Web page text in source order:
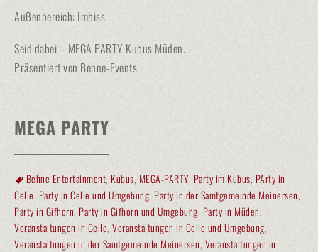
Außenbereich: Imbiss
Seid dabei – MEGA PARTY Kubus Müden.
Präsentiert von Behne-Events
MEGA PARTY
Behne Entertainment, Kubus, MEGA-PARTY, Party im Kubus, PArty in
Celle, Party in Celle und Umgebung, Party in der Samtgemeinde Meinersen,
Party in Gifhorn, Party in Gifhorn und Umgebung, Party in Müden,
Veranstaltungen in Celle, Veranstaltungen in Celle und Umgebung,
Veranstaltungen in der Samtgemeinde Meinersen, Veranstaltungen in